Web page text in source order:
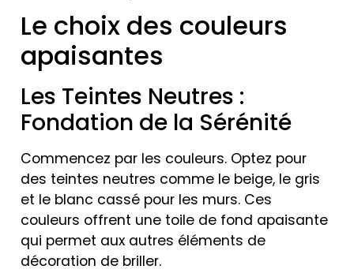
Le choix des couleurs
apaisantes
Les Teintes Neutres :
Fondation de la Sérénité
Commencez par les couleurs. Optez pour
des teintes neutres comme le beige, le gris
et le blanc cassé pour les murs. Ces
couleurs offrent une toile de fond apaisante
qui permet aux autres éléments de
décoration de briller.